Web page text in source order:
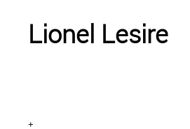
Lionel Lesire
+